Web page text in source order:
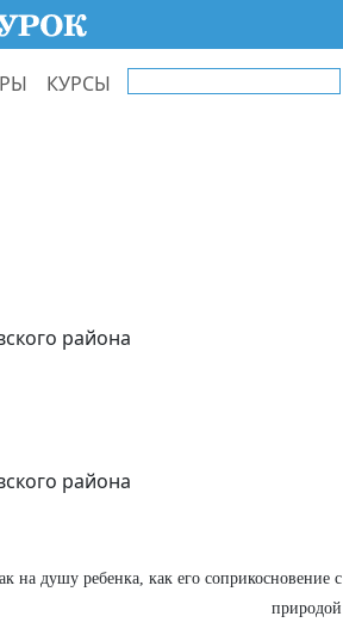
КУРСЫ
района
района
на душу ребенка, как его соприкосновение с
природой